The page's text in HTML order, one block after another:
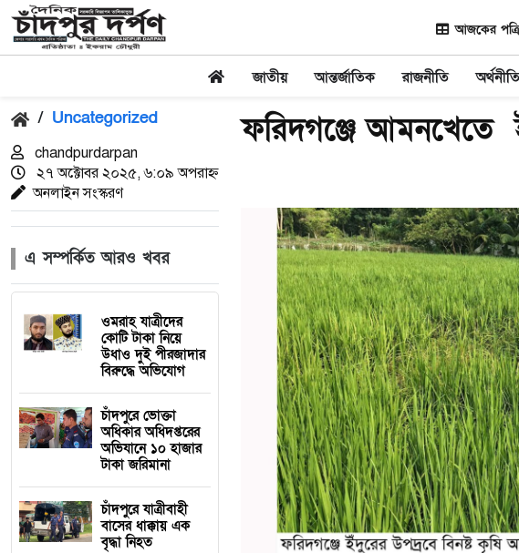
আজকের
জাতীয় আন্তর্জাতিক রাজনীতি অর্থনীতি
/ Uncategorized
chandpurdarpan
২৭ অক্টোবর ২০২৫, ৬:০৯ অপরাহ্ন
অনলাইন সংস্করণ
এ সম্পর্কিত আরও খবর
ওমরাহ যাত্রীদের
কোটি টাকা নিয়ে
উধাও দুই পীরজাদার
বিরুদ্ধে অভিযোগ
চাঁদপুরে ভোক্তা
অধিকার অধিদপ্তরের
অভিযানে ১০ হাজার
টাকা জরিমানা
চাঁদপুরে যাত্রীবাহী
বাসের ধাক্কায় এক
বৃদ্ধা নিহত
ফরিদগঞ্জে আমনখেতে